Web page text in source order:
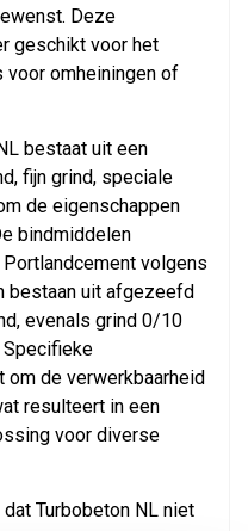
Deze
geschikt voor het
voor omheiningen of
bestaat uit een
fijn grind, speciale
de eigenschappen
bindmiddelen
volgens
bestaan uit afgezeefd
evenals grind 0/10
Specifieke
om de verwerkbaarheid
resulteert in een
voor diverse
Turbobeton NL niet